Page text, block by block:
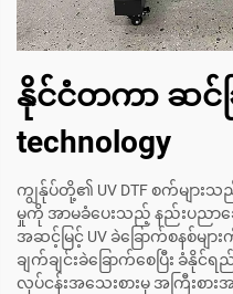
နိုင်ငံတကာ ဆင်ခ
technology
ကျွန်ုပ်တို့၏ UV DTF စက်များ
မှုကို အာမခံပေးသည့် နည်းပညာခ
အဆင့်မြင့် UV ခဲခြောက်စနစ်မျာ
ချက်ချင်းခဲခြောက်စေပြီး ခံနိုင်
လုပ်ငန်းအသေးစားမှ အကြီးစာ